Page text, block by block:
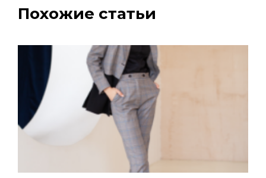
Похожие статьи